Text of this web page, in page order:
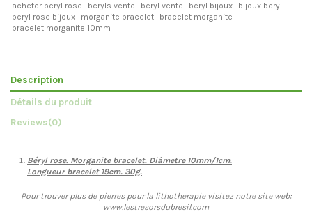
acheter beryl rose
beryls vente beryl vente beryl bijoux
bijoux beryl
beryl rose bijoux
morganite bracelet
bracelet morganite
bracelet morganite 10mm
Description
Détails du produit
Reviews(0)
Béryl rose. Morganite bracelet. Diâmetre 10mm/1cm.
Longueur bracelet 19cm. 30g.
Pour trouver plus de pierres pour la lithotherapie visitez notre site web:
www.lestresorsdubresil.com